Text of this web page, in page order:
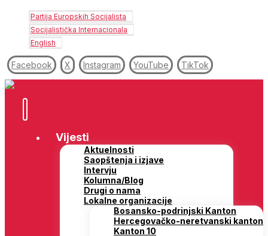
Partija Europskih Socijalista
Socijalistička Internacionala
English
Facebook X Instagram YouTube TikTok
Vijesti
Aktuelnosti
Saopštenja i izjave
Intervju
Kolumna/Blog
Drugi o nama
Lokalne organizacije
Bosansko-podrinjski Kanton
Hercegovačko-neretvanski kanton
Kanton 10